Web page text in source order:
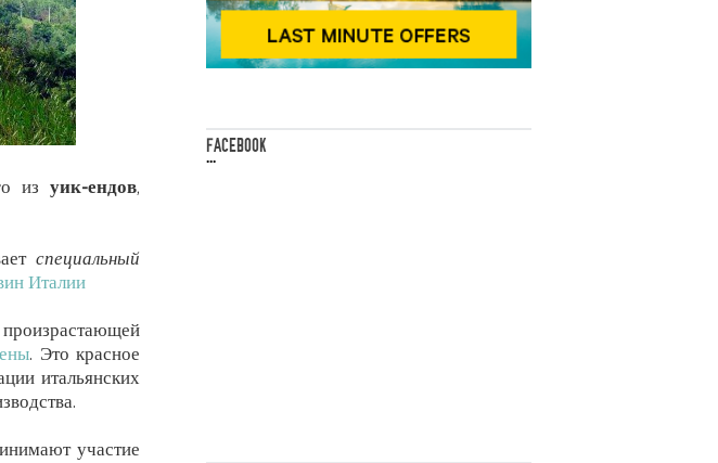
изуик-ендов,
специальный
Италии
. Это красное
итальянских
участие
FACEBOOK
...